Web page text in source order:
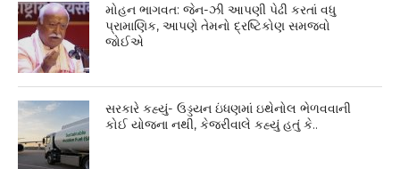
મોહન ભાગવત: જેન-ઝી આપણી પેઢી કરતાં વધુ
પ્રામાણિક, આપણે તેમનો દ્રષ્ટિકોણ સમજવો
જોઈએ
સરકારે કહ્યું- ઉડ્ડયન ઇંધણમાં ઇથેનોલ ભેળવવાની
કોઈ યોજના નથી, કેજરીવાલે કહ્યું હતું કે..